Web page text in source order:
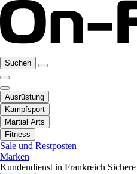
Suchen
Ausrüstung
Kampfsport
Martial Arts
Fitness
Sale und Restposten
Marken
Kundendienst in Frankreich